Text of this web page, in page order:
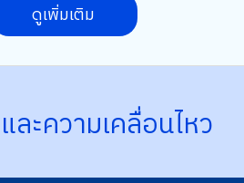
ดูเพิ่มเติม
ละความเคลื่อนไหว